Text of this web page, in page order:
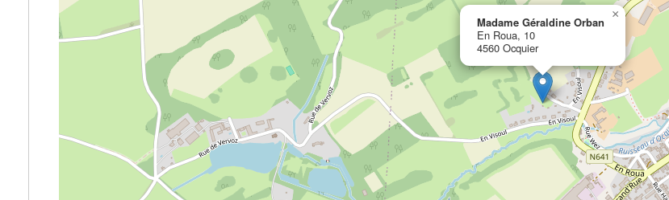
Madame Géraldine Orban
En Roua, 10
4560 Ocquier
×